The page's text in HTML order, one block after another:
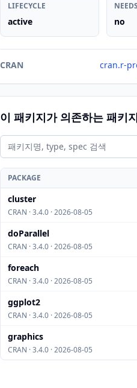
LIFECYCLE
active no
CRAN cran.r-
이 패키지가 의존하는 패키지
PACKAGE
cluster
CRAN · 3.4.0 · 2026-08-05
doParallel
CRAN · 3.4.0 · 2026-08-05
foreach
CRAN · 3.4.0 · 2026-08-05
ggplot2
CRAN · 3.4.0 · 2026-08-05
graphics
CRAN · 3.4.0 · 2026-08-05